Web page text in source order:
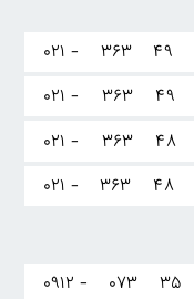
۰۲۱ - ۳۶۳ ۴۹
۰۲۱ -
۳۶۳ ۴۹
۰۲۱ -
۳۶۳ ۴۸
۰۲۱ -
۳۶۳ ۴۸
۰۹۱۲ - ۰۷۳ ۳۵